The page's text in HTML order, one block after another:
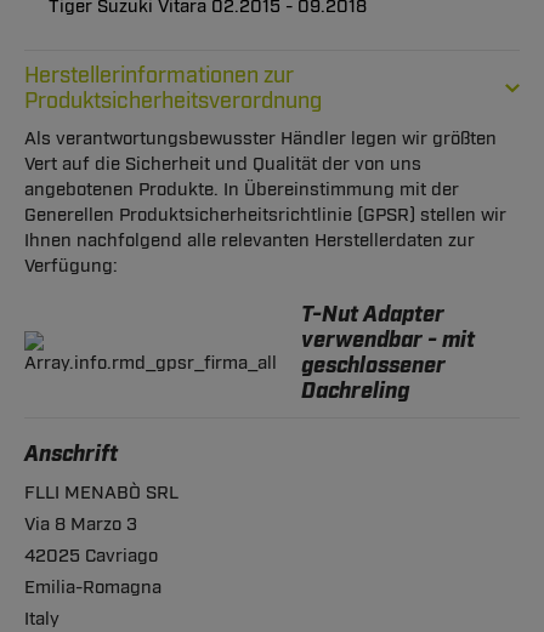
Tiger Suzuki Vitara 02.2015 - 09.2018
Herstellerinformationen zur
Produktsicherheitsverordnung
Als verantwortungsbewusster Händler legen wir größten
Vert auf die Sicherheit und Qualität der von uns
angebotenen Produkte. In Übereinstimmung mit der
Generellen Produktsicherheitsrichtlinie (GPSR) stellen wir
Ihnen nachfolgend alle relevanten Herstellerdaten zur
Verfügung:
T-Nut Adapter
verwendbar - mit
geschlossener
Dachreling
Anschrift
FLLI MENABÒ SRL
Via 8 Marzo 3
42025 Cavriago
Emilia-Romagna
Italy